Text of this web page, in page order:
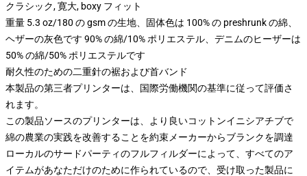
クラシック, 寛大, boxy フィット
重量 5.3 oz/180 の gsm の生地、固体色は 100% の preshrunk の綿、
ヘザーの灰色です 90% の綿/10% ポリエステル、デニムのヒーザーは
50% の綿/50% ポリエステルです
耐久性のための二重針の裾および首バンド
本製品の第三者プリンターは、国際労働機関の基準に従って評価さ
れます。
この製品ソースのプリンターは、より良いコットンイニシアチブで
綿の農業の実践を改善することを約束メーカーからブランクを調達
ローカルのサードパーティのフルフィルダーによって、すべてのア
イテムがあなただけのために作られているので、受け取った製品に